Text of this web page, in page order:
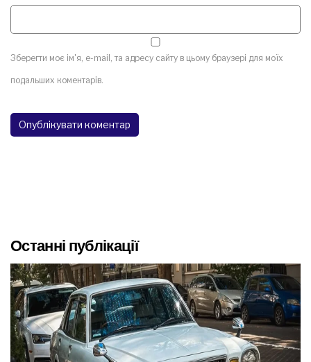
Зберегти моє ім'я, e-mail, та адресу сайту в цьому браузері для моїх
подальших коментарів.
Останні публікації